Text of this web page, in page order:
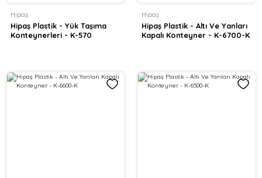
Hipaş
Hipaş Plastik - Yük Taşıma
Konteynerleri - K-570
Hipaş
Hipaş Plastik - Altı Ve Yanları
Kapalı Konteyner - K-6700-K